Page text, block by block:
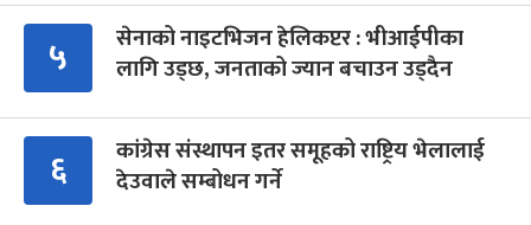
५
सेनाको नाइटभिजन हेलिकप्टर : भीआईपीका
लागि उड्छ, जनताको ज्यान बचाउन उड्दैन
६
कांग्रेस संस्थापन इतर समूहको राष्ट्रिय भेलालाई
देउवाले सम्बोधन गर्ने